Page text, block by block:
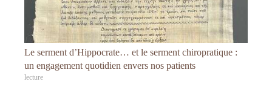
Le serment d’Hippocrate… et le serment chiropratique :
un engagement quotidien envers nos patients
lecture